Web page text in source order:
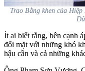
Trao Bằng khen của
Ít ai biết rằng, bên cạnh
đối mặt với những khó
hậu cần và cả những